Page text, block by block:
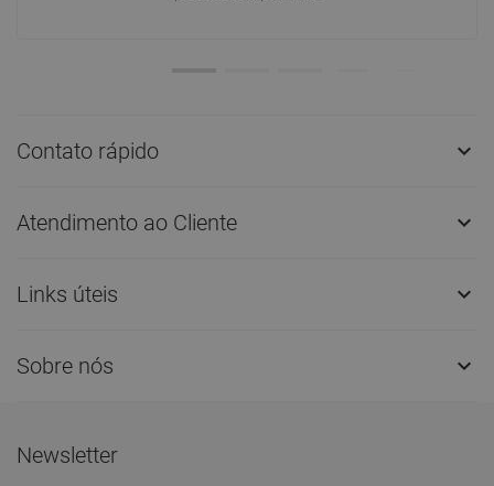
Contato rápido 
Atendimento ao Cliente 
Links úteis 
Sobre nós 
Newsletter